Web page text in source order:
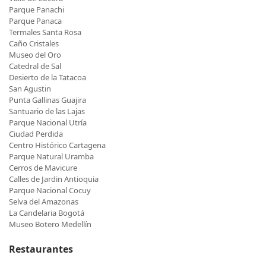
Parque Panachi
Parque Panaca
Termales Santa Rosa
Caño Cristales
Museo del Oro
Catedral de Sal
Desierto de la Tatacoa
San Agustin
Punta Gallinas Guajira
Santuario de las Lajas
Parque Nacional Utría
Ciudad Perdida
Centro Histórico Cartagena
Parque Natural Uramba
Cerros de Mavicure
Calles de Jardin Antioquia
Parque Nacional Cocuy
Selva del Amazonas
La Candelaria Bogotá
Museo Botero Medellín
Restaurantes